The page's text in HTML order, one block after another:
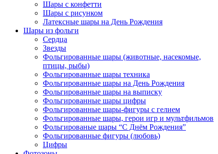
Шары с конфетти
Шары с рисунком
Латексные шары на День Рождения
Шары из фольги
Сердца
Звезды
Фольгированные шары (животные, насекомые,
птицы, рыбы)
Фольгированные шары техника
Фольгированные шары на День Рождения
Фольгированные шары на выписку
Фольгированные шары цифры
Фольгированные шары-фигуры с гелием
Фольгированные шары, герои игр и мультфильмов
Фольгированые шары “С Днём Рождения”
Фольгированные фигуры (любовь)
Цифры